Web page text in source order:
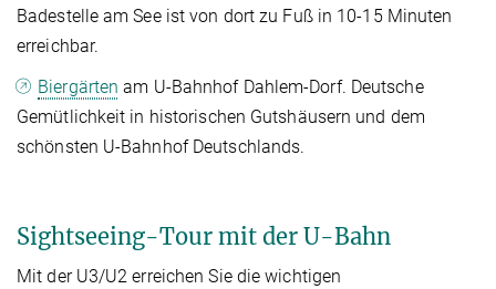
Badestelle am See ist von dort zu Fuß in 10-15 Minuten
erreichbar.
Biergärten am U-Bahnhof Dahlem-Dorf. Deutsche
Gemütlichkeit in historischen Gutshäusern und dem
schönsten U-Bahnhof Deutschlands.
Sightseeing-Tour mit der U-Bahn
Mit der U3/U2 erreichen Sie die wichtigen